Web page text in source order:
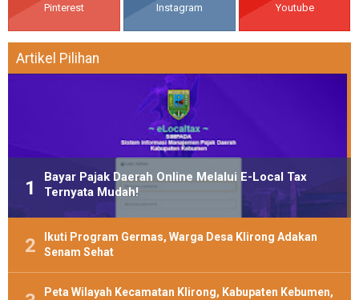
Pinterest Instagram Youtube
Artikel Pilihan
Bayar Pajak Daerah Online Melalui E-Local Tax
Ternyata Mudah!
Ikuti Program Germas, Warga Desa Klirong Adakan
Senam Sehat
Peta Wilayah Kecamatan Klirong, Kabupaten Kebumen,